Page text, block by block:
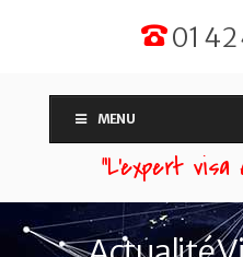
01 42
MENU
“L'expert visa